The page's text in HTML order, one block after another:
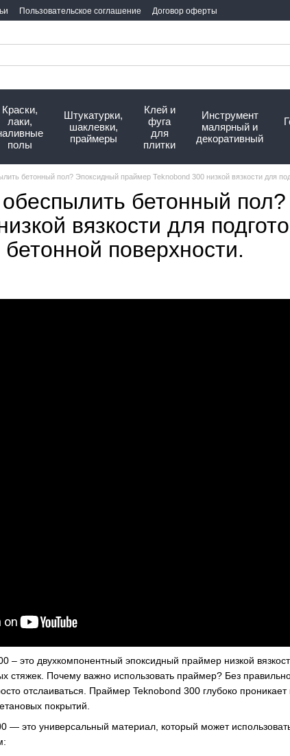
Пользовательское соглашение
Договор оферты
Краски,
лаки,
полы
Штукатурки,
шаклевки,
праймеры
Клей и
фуга
для
плитки
Инструмент
малярный и
декоративный
бетонный пол? Эпоксидный праймер Teknobond 300 низкой вязкости для
бетонный
вязкости для
поверхности.
– это двухкомпонентный эпоксидный праймер низкой
стяжек. Почему важно использовать праймер? Без
отслаиваться. Праймер Teknobond 300 глубоко
покрытий.
— это универсальный материал, который может